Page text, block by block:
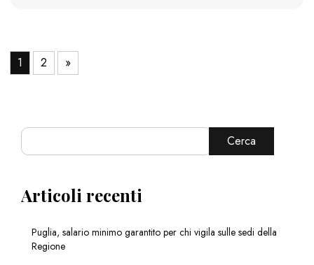
1 2 »
Cerca
Articoli recenti
Puglia, salario minimo garantito per chi vigila sulle sedi della
Regione